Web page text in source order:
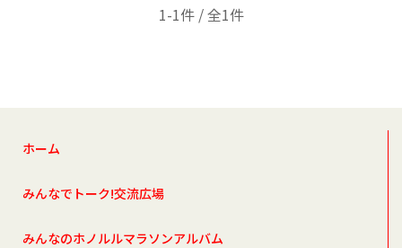
1-1件 / 全1件
ホーム
みんなでトーク!交流広場
みんなのホノルルマラソンアルバム